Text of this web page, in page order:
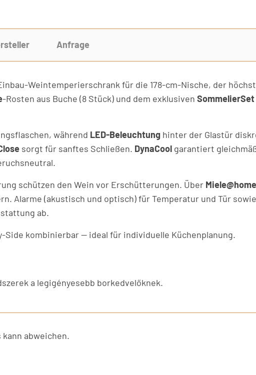
Anfrage
Weintemperierschrank für die 178-cm-Nische, der
-Rosten aus Buche (8 Stück) und dem exklusiven SommelierSet
während LED-Beleuchtung hinter der Glastür
sorgt für sanftes Schließen. DynaCool garantiert
schützen den Wein vor Erschütterungen. Über Miele@home
Alarme (akustisch und optisch) für Temperatur und Tür
ab.
Side kombinierbar — ideal für individuelle Küchenplanung.
a legigényesebb borkedvelőknek.
abweichen.